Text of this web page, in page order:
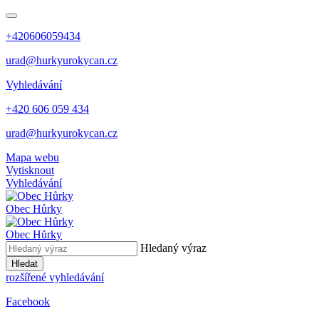
+420606059434
urad@hurkyurokycan.cz
Vyhledávání
+420 606 059 434
urad@hurkyurokycan.cz
Mapa webu
Vytisknout
Vyhledávání
Obec Hůrky
Obec Hůrky
Hledaný výraz
Hledat
rozšířené vyhledávání
Facebook